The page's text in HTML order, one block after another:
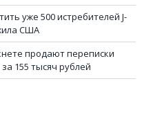
уже 500 истребителей J-
США
продают переписки
155 тысяч рублей